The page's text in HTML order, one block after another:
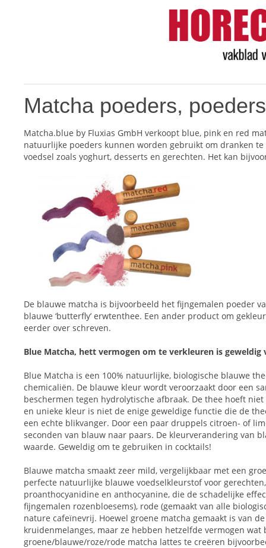
Matcha poeders,
Matcha.blue by Fluxias GmbH verkoopt blue, pink en red
natuurlijke poeders kunnen worden gebruikt om dranken
voedsel zoals yoghurt, desserts en gerechten. Het kan
De blauwe matcha is bijvoorbeeld het fijngemalen poeder
blauwe ‘butterfly’ erwtenthee. Een ander product om
eerder over schreven.
Blue Matcha, hett vermogen om te verkleuren is geweldig
Blue Matcha is een 100% natuurlijke, biologische blauwe
chemicaliën. De blauwe kleur wordt veroorzaakt door een
beschermen tegen hydrolytische afbraak. De thee hoeft
en unieke kleur is niet de enige geweldige functie die de
een echte blikvanger. Door een paar druppels citroen- of
seconden van blauw naar paars. De kleurverandering van
waarde. Geweldig om te gebruiken in cocktails!
Blauwe matcha smaakt zeer mild, vergelijkbaar met een
perfecte natuurlijke blauwe voedselkleurstof voor
proanthocyanidine en anthocyanine, die de schadelijke
fijngemalen rozenbloesems), rode (gemaakt van alle
nature cafeïnevrij. Hoewel groene matcha gemaakt is van
kruidenmelanges, maar ze hebben hetzelfde vermogen
groene/blauwe/roze/rode matcha lattes te creëren